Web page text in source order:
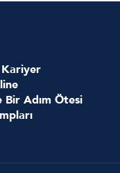
Bir Adım Ötesi